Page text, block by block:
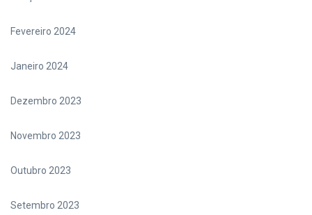
Fevereiro 2024
Janeiro 2024
Dezembro 2023
Novembro 2023
Outubro 2023
Setembro 2023